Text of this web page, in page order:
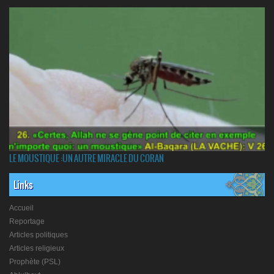
LE MOUSTIQUE :UN AUTRE MIRACLE DU CORAN
Links
Accueil
Reportage
Articles politiques
Articles religieux
Prophète (PSL)